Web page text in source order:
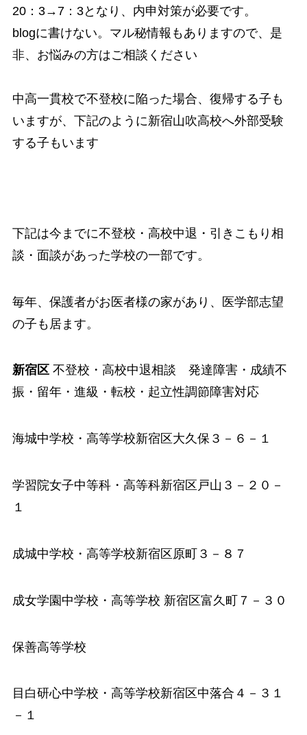
20：3→7：3となり、内申対策が必要です。
blogに書けない。マル秘情報もありますので、是
非、お悩みの方はご相談ください
中高一貫校で不登校に陥った場合、復帰する子も
いますが、下記のように新宿山吹高校へ外部受験
する子もいます
下記は今までに不登校・高校中退・引きこもり相
談・面談があった学校の一部です。
毎年、保護者がお医者様の家があり、医学部志望
の子も居ます。
新宿区 不登校・高校中退相談 発達障害・成績不
振・留年・進級・転校・起立性調節障害対応
海城中学校 ・高等学校新宿区大久保３－６－１
学習院女子中等科・高等科新宿区戸山３－２０－
１
成城中学校 ・高等学校新宿区原町３－８７
成女学園中学校 ・高等学校 新宿区富久町７－３０
保善高等学校
目白研心中学校 ・高等学校新宿区中落合４－３１
－１